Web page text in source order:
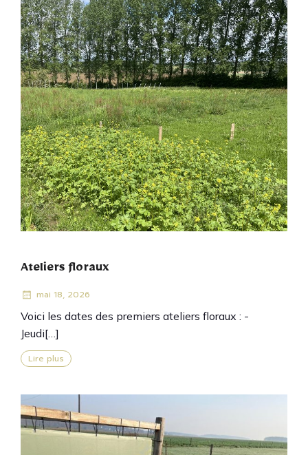
Ateliers floraux
mai 18, 2026
Voici les dates des premiers ateliers floraux : -
Jeudi[…]
Lire plus